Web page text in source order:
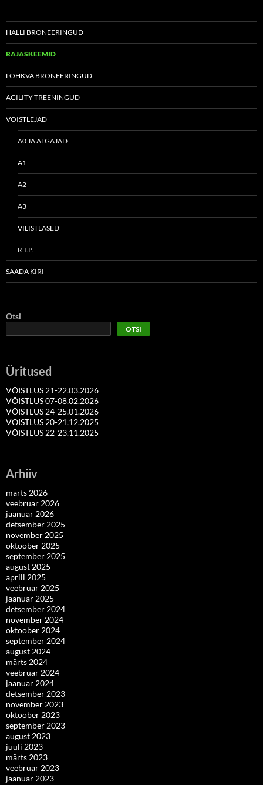
HALLI BRONEERINGUD
RAJASKEEMID
LOHKVA BRONEERINGUD
AGILITY TREENINGUD
VÕISTLEJAD
A0 JA ALGAJAD
A1
A2
A3
VILISTLASED
R.I.P.
SAADA KIRI
Otsi
OTSI
Üritused
VÕISTLUS 21-22.03.2026
VÕISTLUS 07-08.02.2026
VÕISTLUS 24-25.01.2026
VÕISTLUS 20-21.12.2025
VÕISTLUS 22-23.11.2025
Arhiiv
märts 2026
veebruar 2026
jaanuar 2026
detsember 2025
november 2025
oktoober 2025
september 2025
august 2025
aprill 2025
veebruar 2025
jaanuar 2025
detsember 2024
november 2024
oktoober 2024
september 2024
august 2024
märts 2024
veebruar 2024
jaanuar 2024
detsember 2023
november 2023
oktoober 2023
september 2023
august 2023
juuli 2023
märts 2023
veebruar 2023
jaanuar 2023